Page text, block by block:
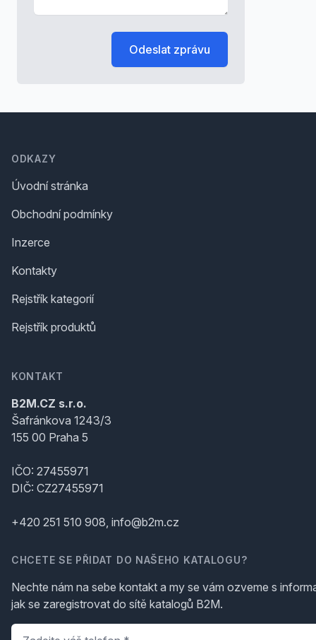
Odeslat zprávu
ODKAZY
Úvodní stránka
Obchodní podmínky
Inzerce
Kontakty
Rejstřík kategorií
Rejstřík produktů
KONTAKT
B2M.CZ s.r.o.
Šafránkova 1243/3
155 00 Praha 5
IČO: 27455971
DIČ: CZ27455971
+420 251 510 908, info@b2m.cz
CHCETE SE PŘIDAT DO NAŠEHO KATALOGU?
Nechte nám na sebe kontakt a my se vám ozveme s
jak se zaregistrovat do sítě katalogů B2M.
Telefon